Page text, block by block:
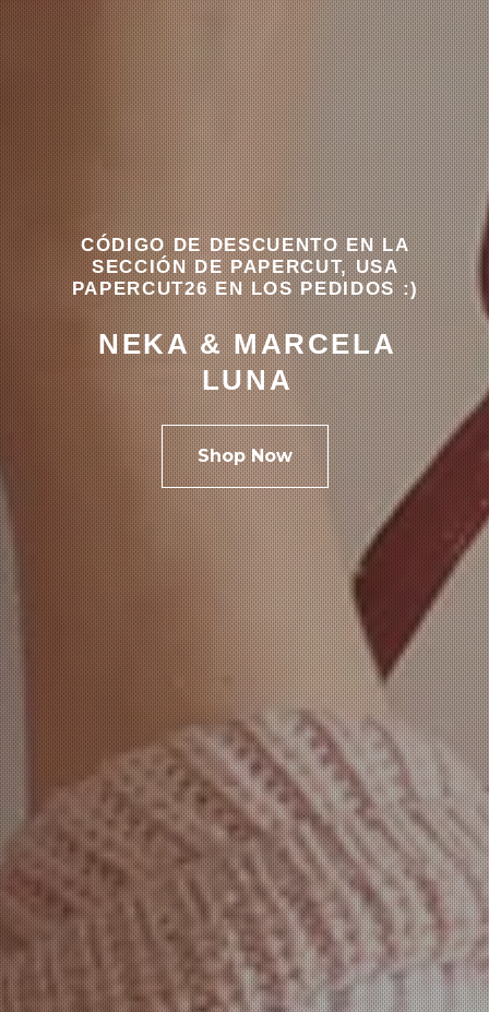
CÓDIGO DE DESCUENTO EN LA
SECCIÓN DE PAPERCUT, USA
PAPERCUT26 EN LOS PEDIDOS :)
NEKA & MARCELA
LUNA
Shop Now